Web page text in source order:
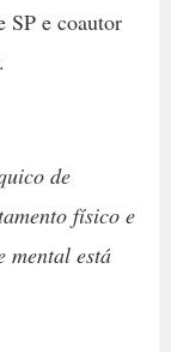
SP e coautor
de
físico e
mental está